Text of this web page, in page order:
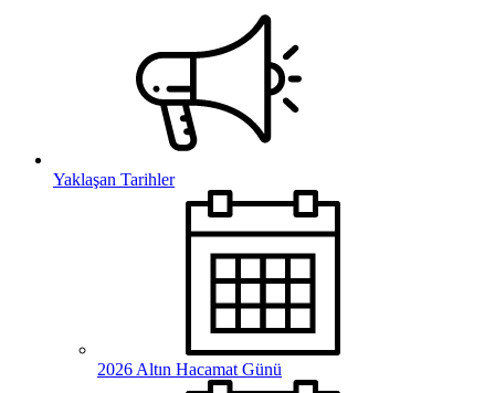
Yaklaşan Tarihler
2026 Altın Hacamat Günü